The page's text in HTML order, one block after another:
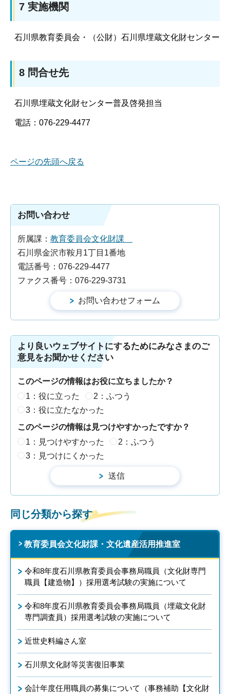
7 実施機関
石川県教育委員会・（公財）石川県埋蔵文化財センター
8 問合せ先
石川県埋蔵文化財センター普及啓発担当
電話：076-229-4477
ページの先頭へ戻る
お問い合わせ
所属課： 教育委員会文化財課
石川県金沢市鞍月1丁目1番地
電話番号：076-229-4477
ファクス番号：076-229-3731
より良いウェブサイトにするためにみなさまのご
意見をお聞かせください
このページの情報はお役に立ちましたか？
1：役に立った
2：ふつう
3：役に立たなかった
このページの情報は見つけやすかったですか？
1：見つけやすかった
2：ふつう
3：見つけにくかった
同じ分類から探す
教育委員会文化財課・文化遺産活用推進室
令和8年度石川県教育委員会事務局職員（文化財専門
職員【建造物】）採用選考試験の実施について
令和8年度石川県教育委員会事務局職員（埋蔵文化財
専門調査員）採用選考試験の実施について
近世史料編さん室
石川県文化財等災害復旧事業
会計年度任用職員の募集について（事務補助【文化財